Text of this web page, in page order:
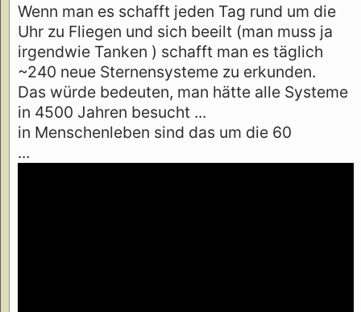
Wenn man es schafft jeden Tag rund um die
Uhr zu Fliegen und sich beeilt (man muss ja
irgendwie Tanken ) schafft man es täglich
~240 neue Sternensysteme zu erkunden.
Das würde bedeuten, man hätte alle Systeme
in 4500 Jahren besucht ...
in Menschenleben sind das um die 60
...